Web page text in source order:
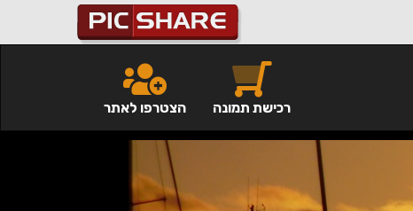
הצטרפו לאתר רכישת תמונה